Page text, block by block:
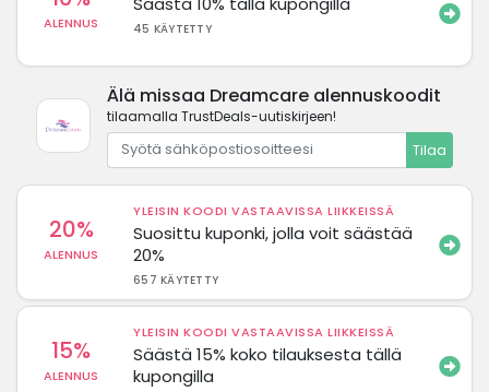
ALENNUS 45 KÄYTETTY
Älä missaa Dreamcare alennuskoodit
tilaamalla TrustDeals-uutiskirjeen!
Tilaa
20%
ALENNUS
YLEISIN KOODI VASTAAVISSA LIIKKEISSÄ
Suosittu kuponki, jolla voit säästää
20%
657 KÄYTETTY
15%
ALENNUS
YLEISIN KOODI VASTAAVISSA LIIKKEISSÄ
Säästä 15% koko tilauksesta tällä
kupongilla